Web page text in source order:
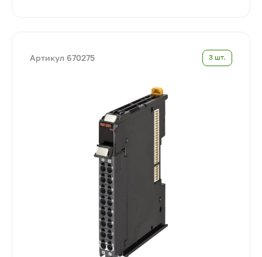
Артикул 670275 3 шт.